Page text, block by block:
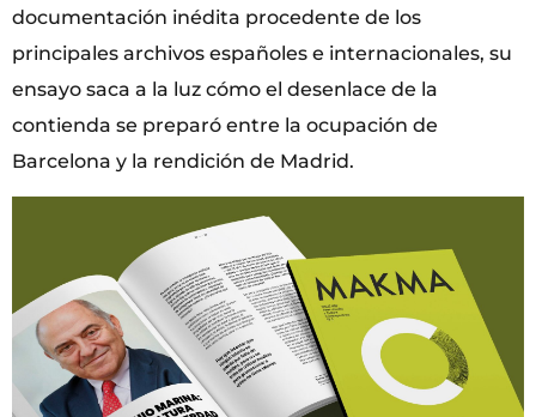
documentación inédita procedente de los
principales archivos españoles e internacionales, su
ensayo saca a la luz cómo el desenlace de la
contienda se preparó entre la ocupación de
Barcelona y la rendición de Madrid.